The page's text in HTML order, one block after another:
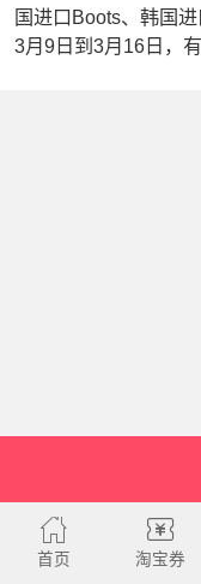
国进口Boots、韩国
3月9日到3月16日，
首页 淘宝券